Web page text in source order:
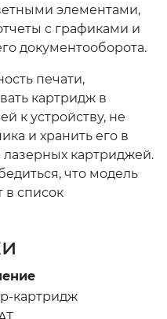
элементами,
с графиками и
документооборота.
печати,
картридж в
к устройству, не
и хранить его в
лазерных картриджей.
что модель
в список
картридж